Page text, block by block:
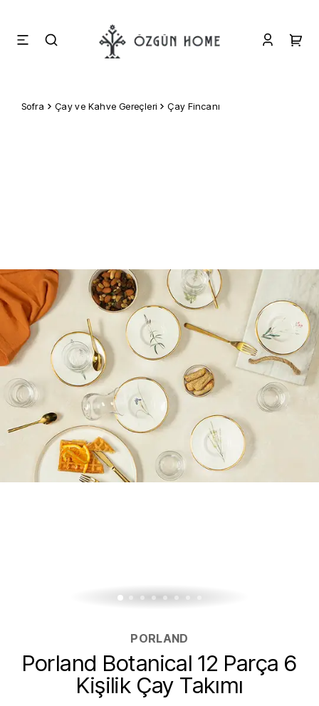
Sofra Çay ve Kahve Gereçleri Çay Fincanı
PORLAND
Porland Botanical 12 Parça 6
Kişilik Çay Takımı